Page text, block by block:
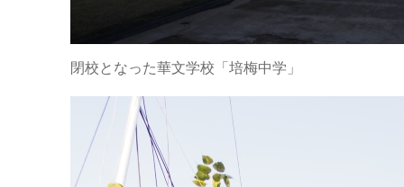
閉校となった華文学校「培梅中学」